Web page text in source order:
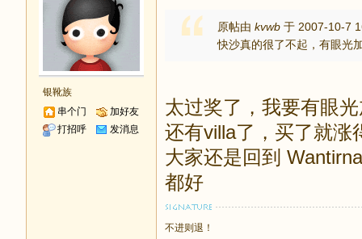
银靴族
串个门
加好友
打招呼
发消息
原帖由 kvwb 于 2007-10-7
快沙真的很了不起，有眼光
太过奖了，我要有眼
还有villa了，买了就涨
大家还是回到
都好
不进则退！